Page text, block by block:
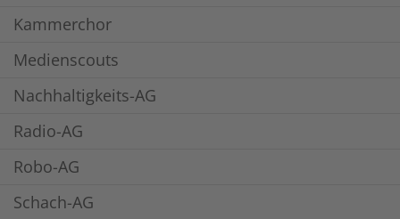
Kammerchor
Medienscouts
Nachhaltigkeits-AG
Radio-AG
Robo-AG
Schach-AG